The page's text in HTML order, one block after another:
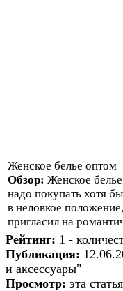
Женское белье оптом
Обзор: Женское
надо покупать хотя
в неловкое
пригласил на
Рейтинг: 1 -
Публикация:
и аксессуары"
Просмотр: эта